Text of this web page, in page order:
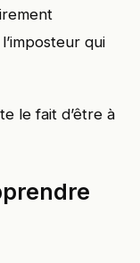
qui
le fait d’être à